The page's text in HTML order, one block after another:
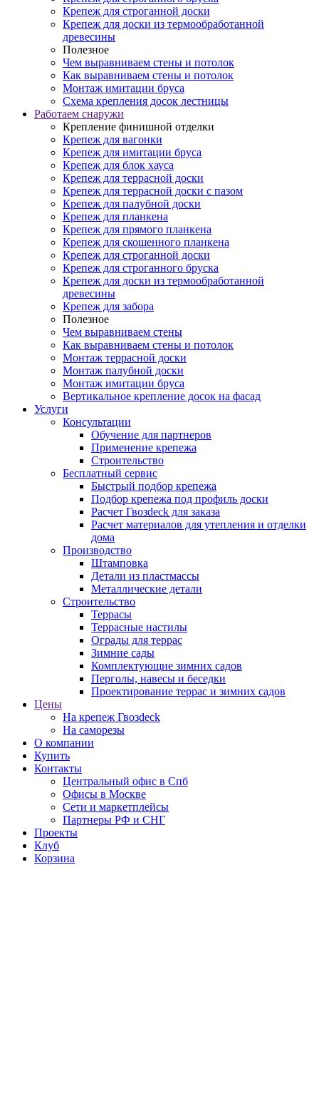
Крепеж для строганной доски
Крепеж для доски из термообработанной
древесины
Полезное
Чем выравниваем стены и потолок
Как выравниваем стены и потолок
Монтаж имитации бруса
Схема крепления досок лестницы
Работаем снаружи
Крепление финишной отделки
Крепеж для вагонки
Крепеж для имитации бруса
Крепеж для блок хауса
Крепеж для террасной доски
Крепеж для террасной доски с пазом
Крепеж для палубной доски
Крепеж для планкена
Крепеж для прямого планкена
Крепеж для скошенного планкена
Крепеж для строганной доски
Крепеж для строганного бруска
Крепеж для доски из термообработанной
древесины
Крепеж для забора
Полезное
Чем выравниваем стены
Как выравниваем стены и потолок
Монтаж террасной доски
Монтаж палубной доски
Монтаж имитации бруса
Вертикальное крепление досок на фасад
Услуги
Консультации
Обучение для партнеров
Применение крепежа
Строительство
Бесплатный сервис
Быстрый подбор крепежа
Подбор крепежа под профиль доски
Расчет Гвозdeck для заказа
Расчет материалов для утепления и отделки
дома
Производство
Штамповка
Детали из пластмассы
Металлические детали
Строительство
Террасы
Террасные настилы
Ограды для террас
Зимние сады
Комплектующие зимних садов
Перголы, навесы и беседки
Проектирование террас и зимних садов
Цены
На крепеж Гвозdeck
На саморезы
О компании
Купить
Контакты
Центральный офис в Спб
Офисы в Москве
Сети и маркетплейсы
Партнеры РФ и СНГ
Проекты
Клуб
Корзина